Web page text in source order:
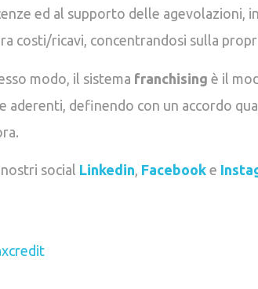
ed al supporto delle agevolazioni,
costi/ricavi, concentrandosi sulla
modo, il sistema franchising è il
aderenti, definendo con un accordo
social Linkedin Facebook e